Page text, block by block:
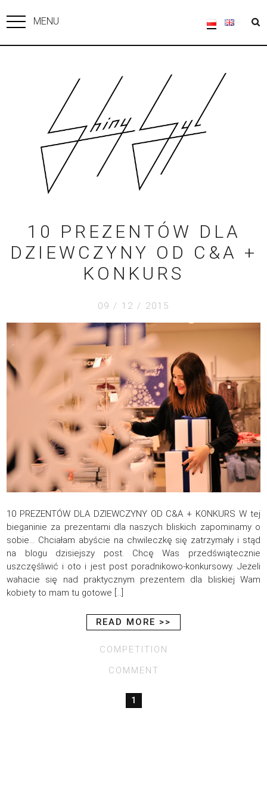
MENU
10 PREZENTÓW DLA
DZIEWCZYNY OD C&A +
KONKURS
09 / 12 / 2015
10 PREZENTÓW DLA DZIEWCZYNY OD C&A + KONKURS W tej
bieganinie za prezentami dla naszych bliskich zapominamy o
sobie… Chciałam abyście na chwileczkę się zatrzymały i stąd
na blogu dzisiejszy post. Chcę Was przedświątecznie
uszczęśliwić i oto i jest post poradnikowo-konkursowy. Jeżeli
wahacie się nad praktycznym prezentem dla bliskiej Wam
kobiety to mam tu gotowe […]
READ MORE >>
COMPETITION
COMMENT
1